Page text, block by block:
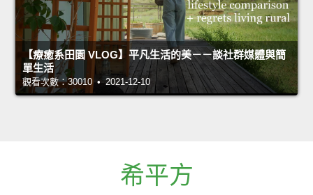
【療癒系田園 VLOG】平凡生活的美－－談社群媒體與簡
單生活
觀看次數：30010 • 2021-12-10
希平方